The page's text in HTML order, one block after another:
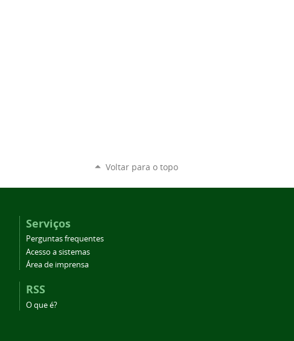
Voltar para o topo
Serviços
Perguntas frequentes
Acesso a sistemas
Área de imprensa
RSS
O que é?